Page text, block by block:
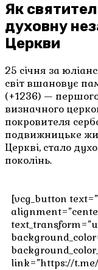
Як
духовну
Церкви
25 січня за
світ вшановує
(+1236) —
визначного
покровителя
подвижницьке
Церкві, стало
поколінь.
[vcg_button
link=”https://t.me/